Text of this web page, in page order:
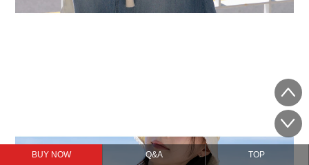
BUY NOW Q&A TOP